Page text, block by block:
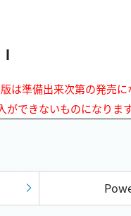
は準備出来次第の発売に
できないものになります